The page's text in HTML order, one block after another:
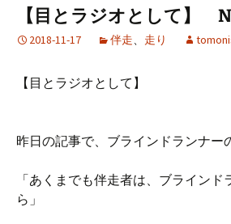
ツ
キ
【目とラジオとして】
2018-11-17 伴走、 走り
【目とラジオとして】
昨日の記事で、ブラインドランナー
「あくまでも伴走者は、ブライン
ら」